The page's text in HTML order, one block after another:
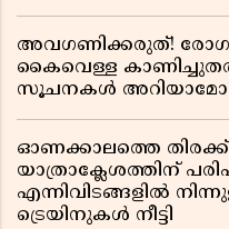
അവഗണിക്കരുത്!
കൈവെള്ള
സൂചനകൾ
ഓണക്കാലത്തെ
യാത്രാക്ലേശത്തിന്
എന്നിവിടങ്ങളിൽ
ട്രെയിനുകൾ നീട്ടി